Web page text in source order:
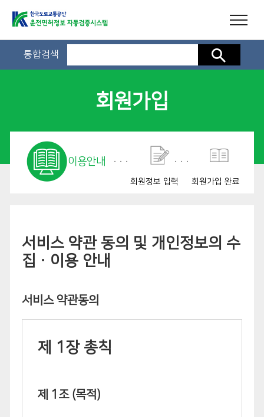
통합검색 검색
회원가입
이용안내
회원정보 입력 회원가입 완료
서비스 약관 동의 및 개인정보의 수
집ㆍ이용 안내
서비스 약관동의
제 1장 총칙
제 1조 (목적)